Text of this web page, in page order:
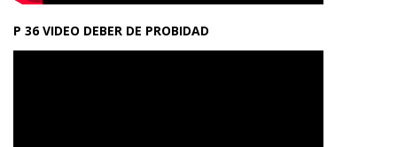
P 36 VIDEO DEBER DE PROBIDAD